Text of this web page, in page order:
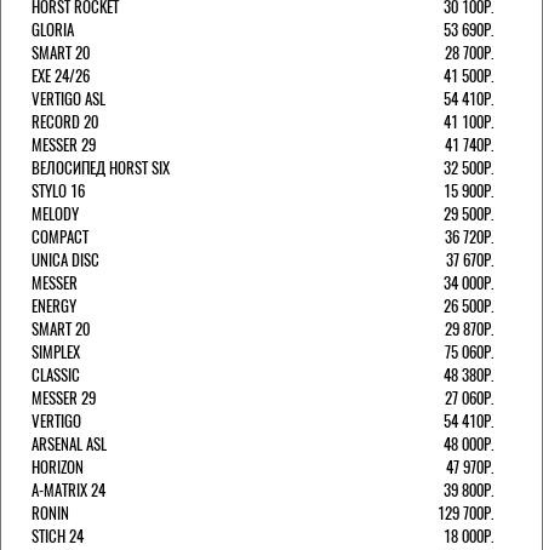
HORST ROCKET
30 100Р.
GLORIA
53 690Р.
SMART 20
28 700Р.
EXE 24/26
41 500Р.
VERTIGO ASL
54 410Р.
RECORD 20
41 100Р.
MESSER 29
41 740Р.
ВЕЛОСИПЕД HORST SIX
32 500Р.
STYLO 16
15 900Р.
MELODY
29 500Р.
COMPACT
36 720Р.
UNICA DISC
37 670Р.
MESSER
34 000Р.
ENERGY
26 500Р.
SMART 20
29 870Р.
SIMPLEX
75 060Р.
CLASSIC
48 380Р.
MESSER 29
27 060Р.
VERTIGO
54 410Р.
ARSENAL ASL
48 000Р.
HORIZON
47 970Р.
A-MATRIX 24
39 800Р.
RONIN
129 700Р.
STICH 24
18 000Р.